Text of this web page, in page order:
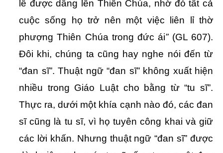
lễ được dâng lên Thiên Chúa, nhờ đó tất cả
cuộc sống họ trở nên một việc liên lỉ thờ
phượng Thiên Chúa trong đức ái” (GL 607).
Đôi khi, chúng ta cũng hay nghe nói đến từ
“đan sĩ”. Thuật ngữ “đan sĩ” không xuất hiện
nhiều trong Giáo Luật cho bằng từ “tu sĩ”.
Thực ra, dưới một khía cạnh nào đó, các đan
sĩ cũng là tu sĩ, vì họ tuyên công khai và giữ
các lời khấn. Nhưng thuật ngữ “đan sĩ” được